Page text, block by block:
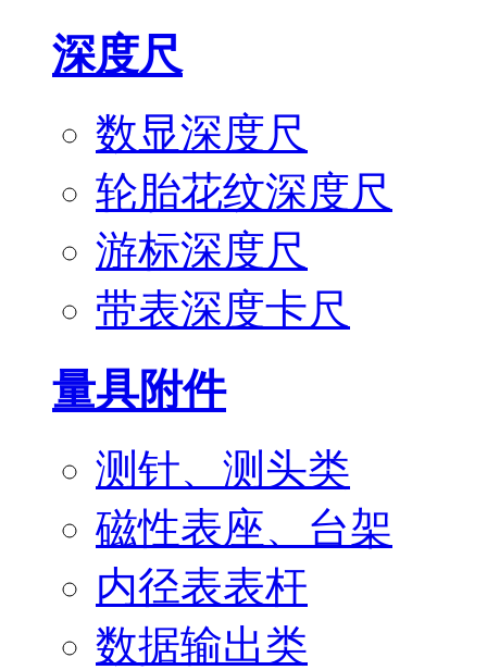
深度尺
数显深度尺
轮胎花纹深度尺
游标深度尺
带表深度卡尺
量具附件
测针、测头类
磁性表座、台架
内径表表杆
数据输出类